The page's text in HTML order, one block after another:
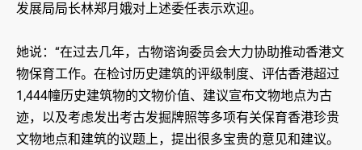
发展局局长林郑月娥对上述委任表示欢迎。
她说：“在过去几年，古物谘询委员会大力协助推动香港文
物保育工作。在检讨历史建筑的评级制度、评估香港超过
1,444幢历史建筑物的文物价值、建议宣布文物地点为古
迹，以及考虑发出考古发掘牌照等多项有关保育香港珍贵
文物地点和建筑的议题上，提出很多宝贵的意见和建议。